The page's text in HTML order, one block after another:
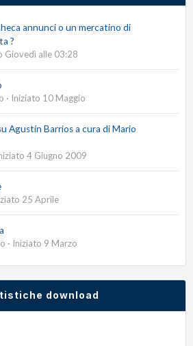
annunci o un mercatino di
?
Giovedì alle 03:28
· Iniziato 10 Maggio
Agustín Barrios a cura di Mario
4 Giugno 2009
25 Aprile
· Iniziato 9 Marzo
download